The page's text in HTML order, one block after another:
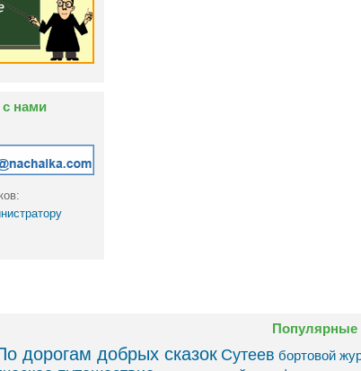
с нами
Популярные
дорогам добрых сказок Сутеев бортовой